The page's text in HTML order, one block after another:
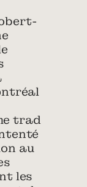
trad
au
les